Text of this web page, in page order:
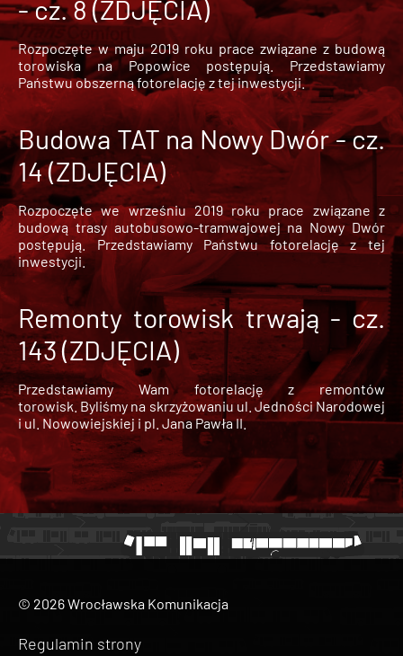
- cz. 8 (ZDJĘCIA)
Rozpoczęte w maju 2019 roku prace związane z budową
torowiska na Popowice
postępują. Przedstawiamy
Państwu obszerną fotorelację z tej inwestycji.
Budowa TAT na Nowy Dwór - cz.
14 (ZDJĘCIA)
Rozpoczęte we wrześniu 2019 roku prace związane z
budową trasy autobusowo-tramwajowej na Nowy Dwór
postępują. Przedstawiamy Państwu fotorelację z tej
inwestycji.
Remonty torowisk trwają - cz.
143 (ZDJĘCIA)
Przedstawiamy Wam fotorelację z remontów
torowisk. Byliśmy na skrzyżowaniu ul. Jedności Narodowej
i ul. Nowowiejskiej i pl. Jana Pawła II.
© 2026 Wrocławska Komunikacja
Regulamin strony